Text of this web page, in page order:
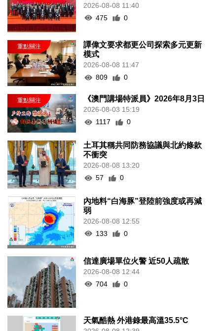
2026-08-08 11:40
475
0
譚偉文要求都更公司探索多元更新
模式
2026-08-08 11:47
809
0
《澳門講場特派員》2026年8月3日
2026-08-03 15:19
1117
0
土耳其稱共同防務協議與北約條款
不衝突
2026-08-08 13:20
57
0
內地料“白海豚”登陸前強度或再減
弱
2026-08-08 12:55
133
0
信達廣場單位火警 近50人疏散
2026-08-08 12:44
704
0
天氣酷熱 外港錄最高溫35.5°C